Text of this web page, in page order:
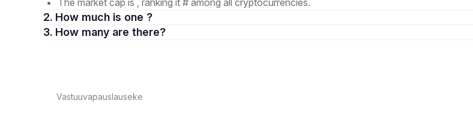
The market cap is , ranking it # among all cryptocurrencies.
2. How much is one ?
3. How many are there?
Vastuuvapauslauseke